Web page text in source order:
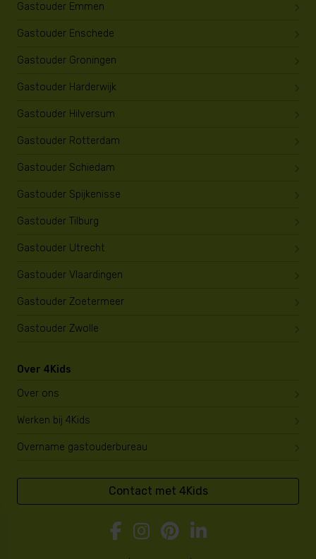
Gastouder Emmen
Gastouder Enschede
Gastouder Groningen
Gastouder Harderwijk
Gastouder Hilversum
Gastouder Rotterdam
Gastouder Schiedam
Gastouder Spijkenisse
Gastouder Tilburg
Gastouder Utrecht
Gastouder Vlaardingen
Gastouder Zoetermeer
Gastouder Zwolle
Over 4Kids
Over ons
Werken bij 4Kids
Overname gastouderbureau
Contact met 4Kids